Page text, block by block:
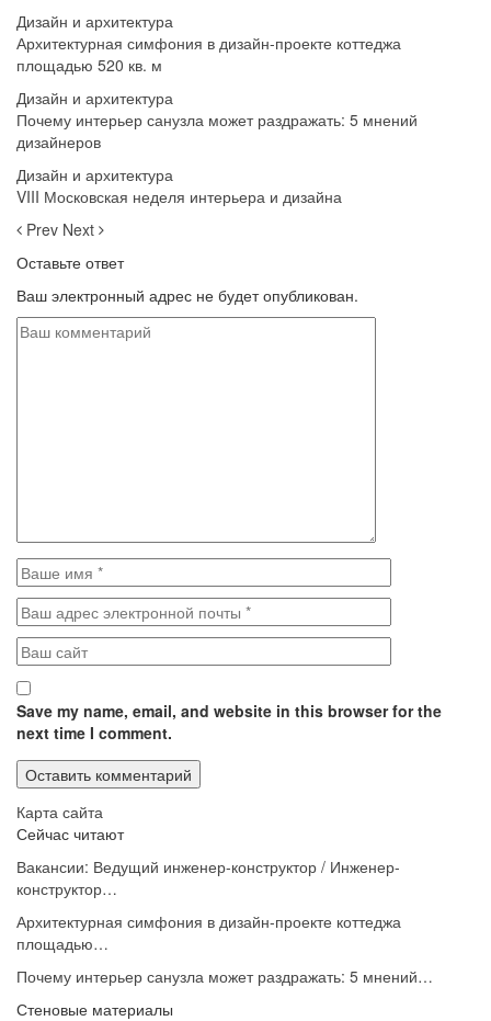
Дизайн и архитектура
Архитектурная симфония в дизайн-проекте коттеджа
площадью 520 кв. м
Дизайн и архитектура
Почему интерьер санузла может раздражать: 5 мнений
дизайнеров
Дизайн и архитектура
VIII Московская неделя интерьера и дизайна
Prev Next
Оставьте ответ
Ваш электронный адрес не будет опубликован.
Save my name, email, and website in this browser for the
next time I comment.
Карта сайта
Сейчас читают
Вакансии: Ведущий инженер-конструктор / Инженер-
конструктор…
Архитектурная симфония в дизайн-проекте коттеджа
площадью…
Почему интерьер санузла может раздражать: 5 мнений…
Стеновые материалы